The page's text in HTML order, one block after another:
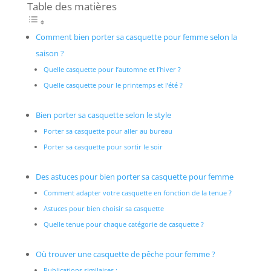
Table des matières
Comment bien porter sa casquette pour femme selon la
saison ?
Quelle casquette pour l’automne et l’hiver ?
Quelle casquette pour le printemps et l’été ?
Bien porter sa casquette selon le style
Porter sa casquette pour aller au bureau
Porter sa casquette pour sortir le soir
Des astuces pour bien porter sa casquette pour femme
Comment adapter votre casquette en fonction de la tenue ?
Astuces pour bien choisir sa casquette
Quelle tenue pour chaque catégorie de casquette ?
Où trouver une casquette de pêche pour femme ?